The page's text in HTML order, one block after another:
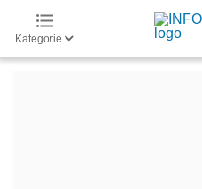
Kategorie